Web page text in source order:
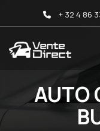
+ 32 4 86
AUTO